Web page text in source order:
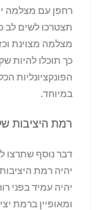
רחפן עם מצלמה
תצטרכו לשים לב
מצלמה מצוינת
כך תוכלו להיות
הפונקציונליות
במיוחד.
רמת היציבות
דבר נוסף שתרצו
יהיה רמת
יהיה עמיד בפני
ומאופיין ברמת